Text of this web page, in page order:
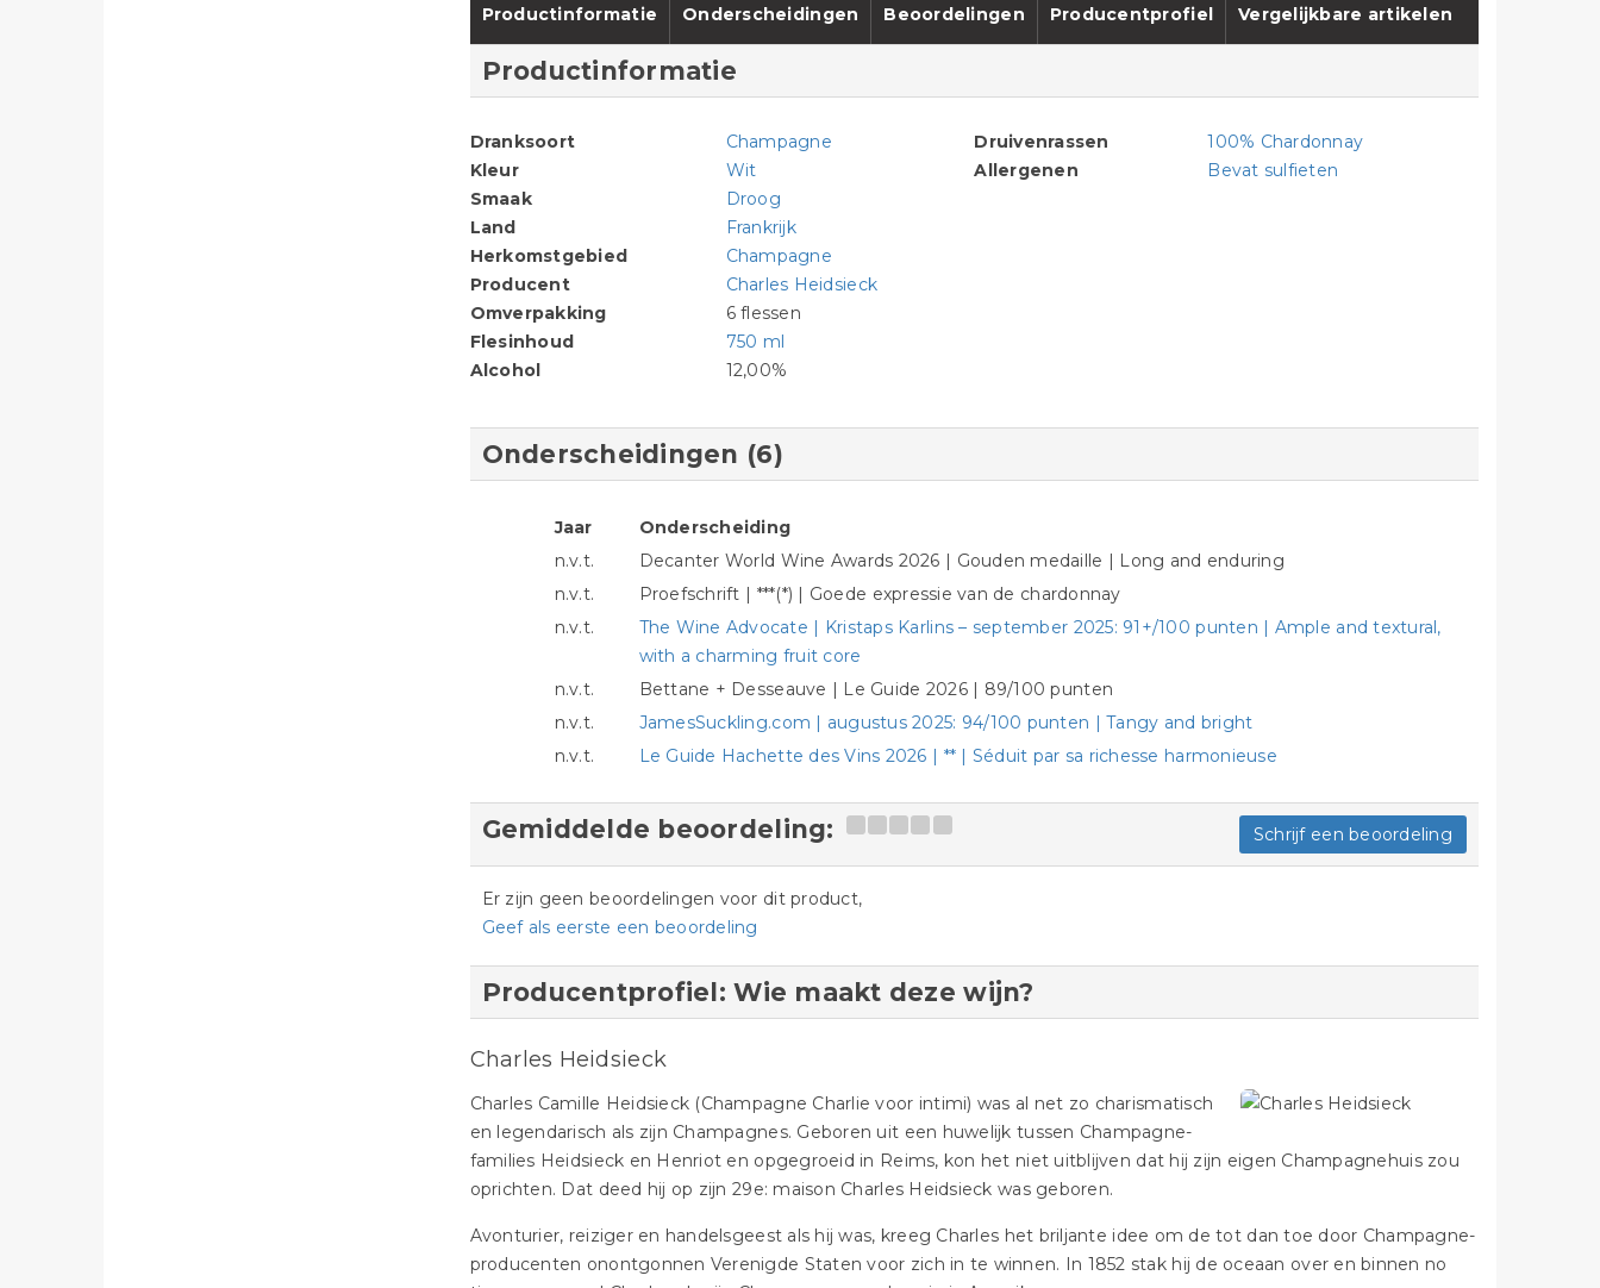
Productinformatie Onderscheidingen Beoordelingen Producentprofiel Vergelijkbare artikelen
Productinformatie
Dranksoort
Champagne
Kleur
Wit
Smaak
Droog
Land
Frankrijk
Herkomstgebied
Champagne
Producent
Charles Heidsieck
Omverpakking
6 flessen
Flesinhoud
750 ml
Alcohol
12,00%
Druivenrassen
100% Chardonnay
Allergenen
Bevat sulfieten
Onderscheidingen (6)
Jaar
Onderscheiding
n.v.t.
Decanter World Wine Awards 2026 | Gouden medaille | Long and enduring
n.v.t.
Proefschrift | ***(*) | Goede expressie van de chardonnay
n.v.t.
The Wine Advocate | Kristaps Karlins – september 2025: 91+/100 punten | Ample and textural,
with a charming fruit core
n.v.t.
Bettane + Desseauve | Le Guide 2026 | 89/100 punten
n.v.t.
JamesSuckling.com | augustus 2025: 94/100 punten | Tangy and bright
n.v.t.
Le Guide Hachette des Vins 2026 | ** | Séduit par sa richesse harmonieuse
Gemiddelde beoordeling: Schrijf een beoordeling
Er zijn geen beoordelingen voor dit product,
Geef als eerste een beoordeling
Producentprofiel: Wie maakt deze wijn?
Charles Heidsieck
Charles Camille Heidsieck (Champagne Charlie voor intimi) was al net zo charismatisch
en legendarisch als zijn Champagnes. Geboren uit een huwelijk tussen Champagne-
families Heidsieck en Henriot en opgegroeid in Reims, kon het niet uitblijven dat hij zijn eigen Champagnehuis zou
oprichten. Dat deed hij op zijn 29e: maison Charles Heidsieck was geboren.
Avonturier, reiziger en handelsgeest als hij was, kreeg Charles het briljante idee om de tot dan toe door Champagne-
producenten onontgonnen Verenigde Staten voor zich in te winnen. In 1852 stak hij de oceaan over en binnen no